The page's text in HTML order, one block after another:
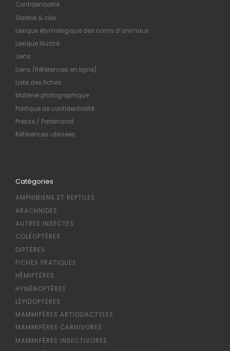
Confidentialité
Galerie & clés
Lexique étymologique des noms d’animaux
Lexique illustré
Liens
Liens (Références en ligne)
Liste des fiches
Matériel photographique
Politique de confidentialité
Presse / Partenariat
Références utilisées
Catégories
AMPHIBIENS ET REPTILES
ARACHNIDES
AUTRES INSECTES
COLÉOPTÈRES
DIPTÈRES
FICHES PRATIQUES
HÉMIPTÈRES
HYMÉNOPTÈRES
LÉPIDOPTÈRES
MAMMIFÈRES ARTIODACTYLES
MAMMIFÈRES CARNIVORES
MAMMIFÈRES INSECTIVORES